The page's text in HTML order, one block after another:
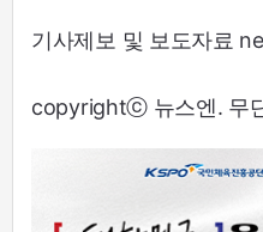
기사제보 및 보도자료
copyrightⓒ 뉴스엔. 무